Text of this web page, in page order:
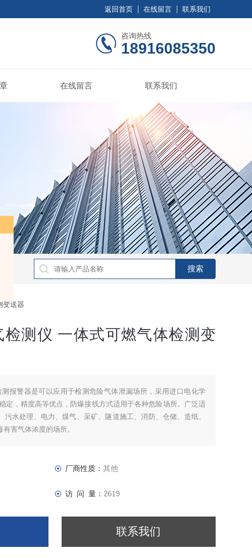
返回首页 在线留言 联系我们
咨询热线
18916085350
在线留言 联系我们
变送器
测仪 一体式可燃气体检测变
报警器是可以应用于检测危险气体泄漏场所，采用进口电化学
定，精度高等优点，防爆接线方式适用于各种危险场所。广泛适
污水处理、电力、煤气、采矿、隧道施工、消防、仓储、造纸、
害气体浓度的场所。
厂商性质： 其他
访 问 量： 2619
联系我们